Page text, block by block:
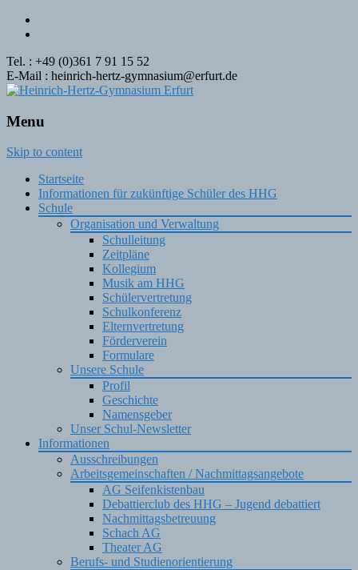
Tel. : +49 (0)361 7 91 15 52
E-Mail : heinrich-hertz-gymnasium@erfurt.de
Menu
Skip to content
Startseite
Informationen für zukünftige Schüler des HHG
Schule
Organisation und Verwaltung
Schulleitung
Zeitpläne
Kollegium
Musik am HHG
Schülervertretung
Schulkonferenz
Elternvertretung
Förderverein
Formulare
Unsere Schule
Profil
Geschichte
Namensgeber
Unser Schul-Newsletter
Informationen
Ausschreibungen
Arbeitsgemeinschaften / Nachmittagsangebote
AG Seifenkistenbau
Debattierclub des HHG – Jugend debattiert
Nachmittagsbetreuung
Schach AG
Theater AG
Berufs- und Studienorientierung